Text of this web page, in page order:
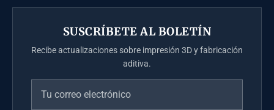
SUSCRÍBETE AL BOLETÍN
Recibe actualizaciones sobre impresión 3D y fabricación
aditiva.